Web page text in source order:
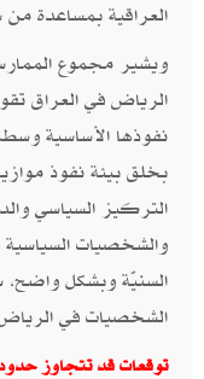
العراقية بمساعدة
ويشير مجموع
الرياض في العراق
نفوذها الأساسية
بخلق بيئة نفوذ
التركيز السياسي
والشخصيات السياسية
السنيّة وبشكل واضح،
الشخصيات في الرياض
توقعات قد تتجاوز